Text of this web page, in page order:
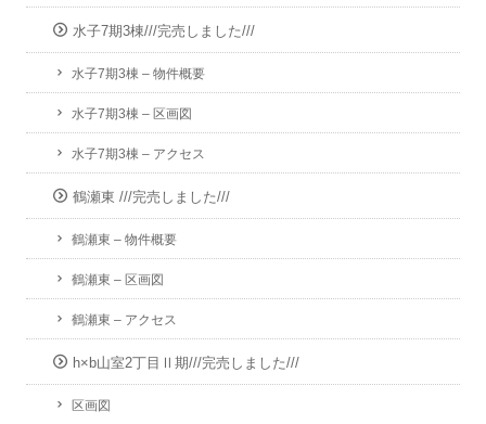
水子7期3棟///完売しました///
水子7期3棟 – 物件概要
水子7期3棟 – 区画図
水子7期3棟 – アクセス
鶴瀬東 ///完売しました///
鶴瀬東 – 物件概要
鶴瀬東 – 区画図
鶴瀬東 – アクセス
h×b山室2丁目Ⅱ期///完売しました///
区画図